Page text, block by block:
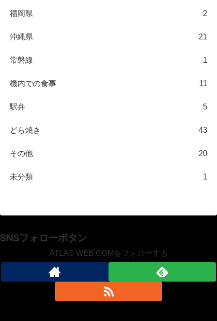
福岡県 2
沖縄県 21
常磐線 1
機内での食事 11
駅弁 5
どら焼き 43
その他 20
未分類 1
SNSフォローボタン
ATLAS WEB.COMをフォローする